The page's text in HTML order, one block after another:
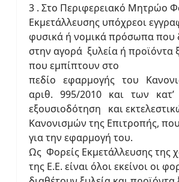
3 . Στο Περιφερειακό Μητρώο
Εκμετάλλευσης υπόχρεοι
φυσικά ή νομικά πρόσωπα που
στην αγορά ξυλεία ή προϊόντα
που εμπίπτουν στο
πεδίο εφαρμογής του
αριθ. 995/2010 και των κατ’
εξουσιοδότηση και
Κανονισμών της Επιτροπής,
για την εφαρμογή του.
Ως Φορείς Εκμετάλλευσης της
της Ε.Ε. είναι όλοι εκείνοι οι